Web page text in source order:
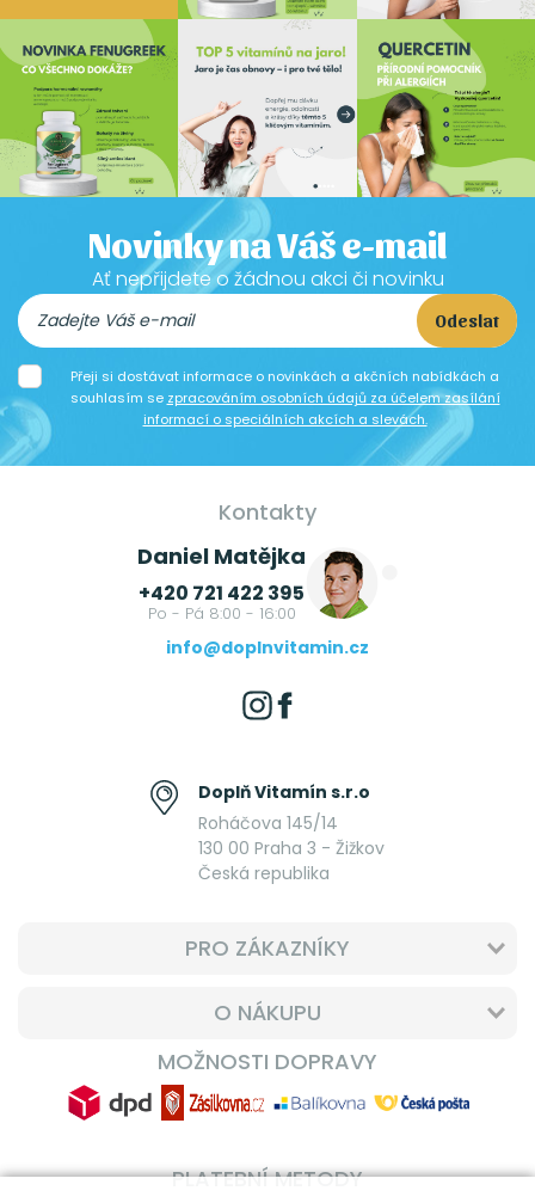
Novinky na Váš e-mail
Ať nepřijdete o žádnou akci či novinku
Odeslat
Přeji si dostávat informace o novinkách a akčních nabídkách a
souhlasím se zpracováním osobních údajů za účelem zasílání
informací o speciálních akcích a slevách.
Kontakty
Daniel Matějka
+420 721 422 395
Po - Pá 8:00 - 16:00
info@doplnvitamin.cz
Doplň Vitamín s.r.o
Roháčova 145/14
130 00 Praha 3 - Žižkov
Česká republika
PRO ZÁKAZNÍKY
O NÁKUPU
MOŽNOSTI DOPRAVY
PLATEBNÍ METODY